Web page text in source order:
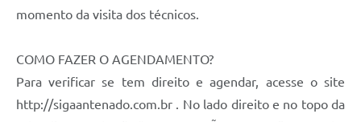
momento da visita dos técnicos.
COMO FAZER O AGENDAMENTO?
Para verificar se tem direito e agendar, acesse o site
http://sigaantenado.com.br . No lado direito e no topo da